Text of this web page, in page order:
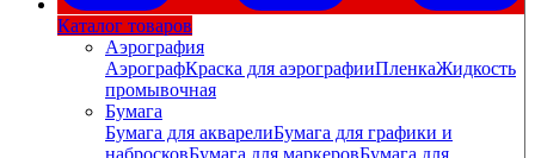
Каталог товаров
Аэрография
АэрографКраска для аэрографииПленкаЖидкость
промывочная
Бумага
Бумага для акварелиБумага для графики и